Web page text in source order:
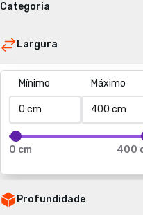
Categoria
Largura
Mínimo Máximo
0 cm 400
Profundidade